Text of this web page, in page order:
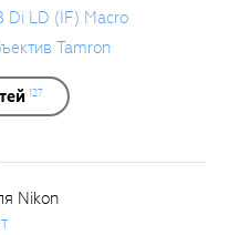
LD (IF) Macro
Tamron
127
Nikon